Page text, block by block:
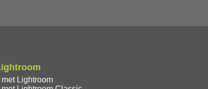
Lightroom